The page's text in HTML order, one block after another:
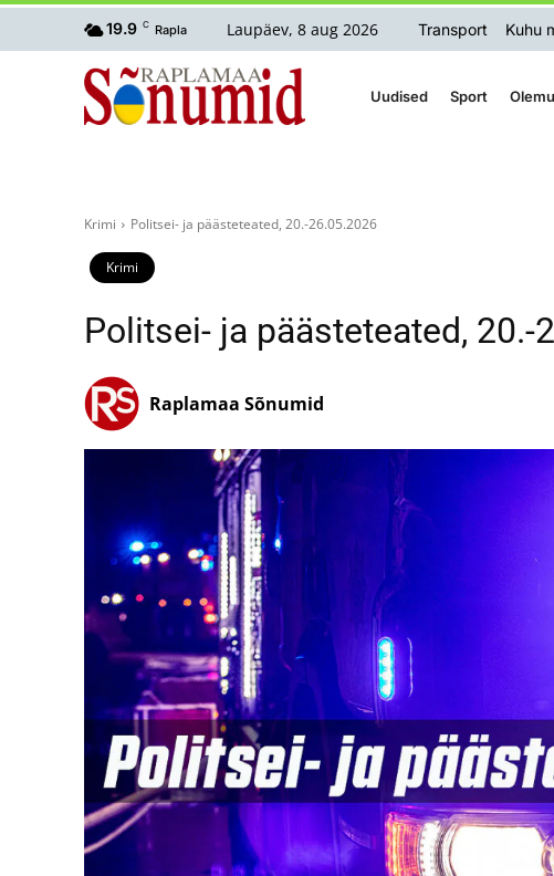
19.9 C Rapla Laupäev, 8 aug 2026 Transport Kuhu
Uudised Sport
Krimi Politsei- ja päästeteated, 20.-26.05.2026
Krimi
Politsei- ja päästeteated, 20.-
Raplamaa Sõnumid